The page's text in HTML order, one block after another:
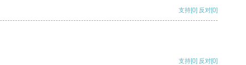
支持[0] 反对[0]
支持[0] 反对[0]